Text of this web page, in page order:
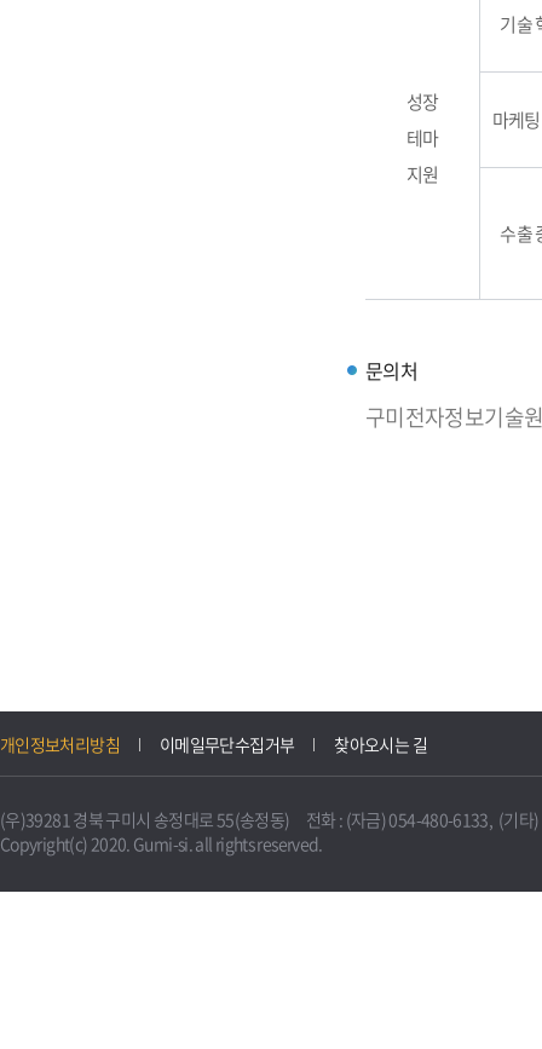
성장
테마
지원
기술
마케
수출
문의처
구미전자정보기술
개인정보처리방침 이메일무단수집거부 찾아오시는 길
(우)39281 경북 구미시 송정대로 55(송정동) 전화 : (자금) 054-480-6133, (기타
Copyright(c) 2020. Gumi-si. all rights reserved.